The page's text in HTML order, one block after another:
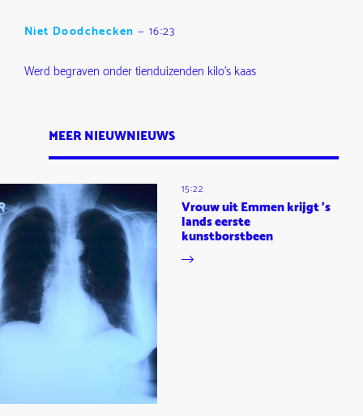
Niet Doodchecken — 16:23
Werd begraven onder tienduizenden kilo's kaas
MEER NIEUWNIEUWS
15:22
Vrouw uit Emmen krijgt 's
lands eerste
kunstborstbeen